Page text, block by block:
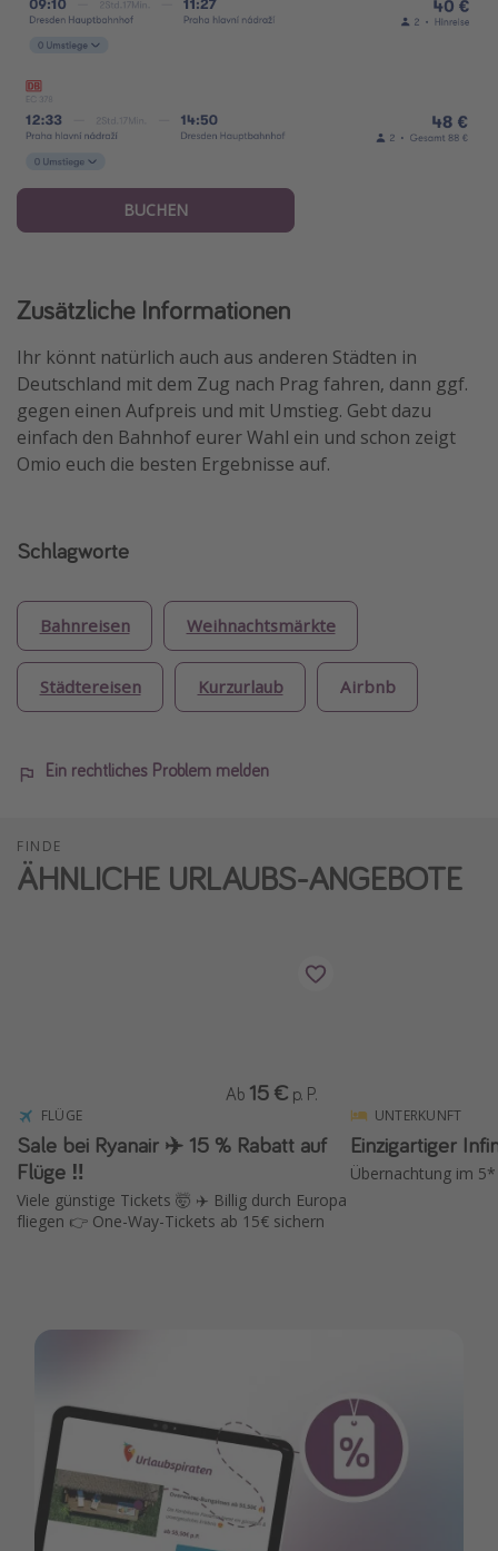
BUCHEN
Zusätzliche Informationen
Ihr könnt natürlich auch aus anderen Städten in
Deutschland mit dem Zug nach Prag fahren, dann ggf.
gegen einen Aufpreis und mit Umstieg. Gebt dazu
einfach den Bahnhof eurer Wahl ein und schon zeigt
Omio euch die besten Ergebnisse auf.
Schlagworte
Bahnreisen Weihnachtsmärkte
Städtereisen Kurzurlaub Airbnb
Ein rechtliches Problem melden
FINDE
ÄHNLICHE URLAUBS-ANGEBOTE
FLÜGE
Sale bei Ryanair ✈️ 15 % Rabatt auf
Flüge ‼️
Viele günstige Tickets 🤯 ✈️ Billig durch Europa
fliegen 👉 One-Way-Tickets ab 15€ sichern
Ab 15 € p. P.
UNTERKUNFT
Einzigartiger
Übernachtung im